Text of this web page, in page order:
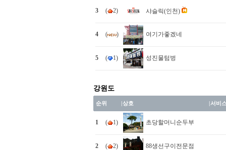
3 ( 2) 샤슬릭(인천)
4 ( ) 여기가좋겠네
5 ( 1) 성진물텀벙
강원도
순위 |상호 |서비
1 ( 1) 초당할머니순두부
2 ( 2) 88생선구이전문점